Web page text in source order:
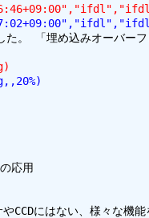
。 「埋め込みオーバー
応用
やCCDにはない、様々な